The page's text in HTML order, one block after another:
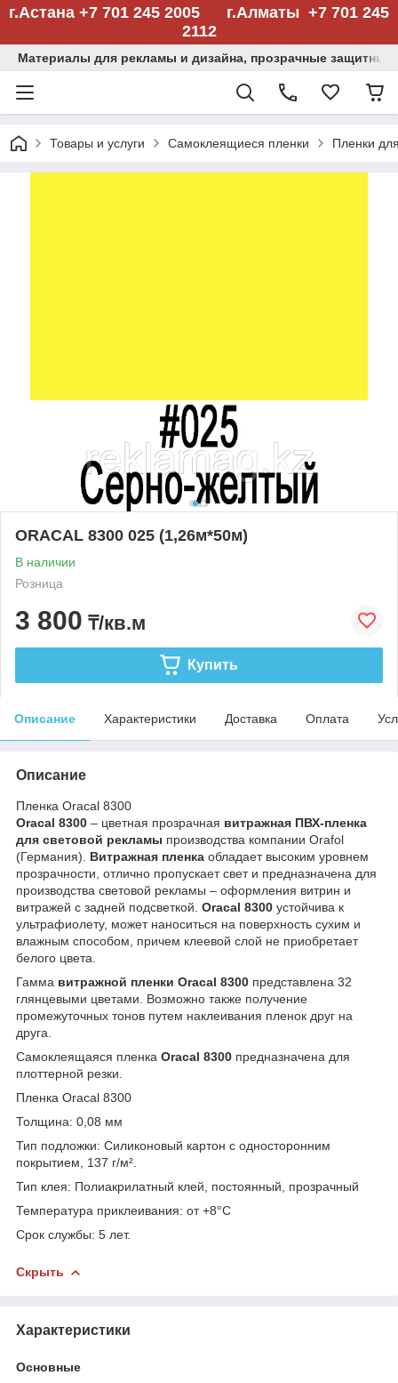
г.Астана +7 701 245 2005 г.Алматы +7 701 245
2112
Материалы для рекламы и дизайна, прозрачные защитные
Товары и услуги Самоклеящиеся пленки Пленки
ORACAL 8300 025 (1,26м*50м)
В наличии
Розница
3 800 ₸/кв.м
Купить
Описание Характеристики Доставка Оплата
Описание
Пленка Oracal 8300
Oracal 8300 – цветная прозрачная витражная ПВХ-пленка
для световой рекламы производства компании Orafol
(Германия). Витражная пленка обладает высоким уровнем
прозрачности, отлично пропускает свет и предназначена для
производства световой рекламы – оформления витрин и
витражей с задней подсветкой. Oracal 8300 устойчива к
ультрафиолету, может наноситься на поверхность сухим и
влажным способом, причем клеевой слой не приобретает
белого цвета.
Гамма витражной пленки Oracal 8300 представлена 32
глянцевыми цветами. Возможно также получение
промежуточных тонов путем наклеивания пленок друг на
друга.
Самоклеящаяся пленка Oracal 8300 предназначена для
плоттерной резки.
Пленка Oracal 8300
Толщина: 0,08 мм
Тип подложки: Силиконовый картон с односторонним
покрытием, 137 г/м².
Тип клея: Полиакрилатный клей, постоянный, прозрачный
Температура приклеивания: от +8°C
Срок службы: 5 лет.
Скрыть
Характеристики
Основные